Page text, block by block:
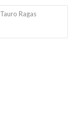
Tauro Ragas